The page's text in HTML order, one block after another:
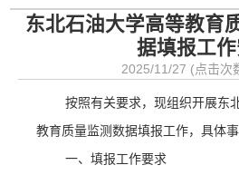
东北石油大学高等教育
据填报工
2025/11/27 (点击次
按照有关要求，现组织开展东
教育质量监测数据填报工作，具体
一、填报工作要求